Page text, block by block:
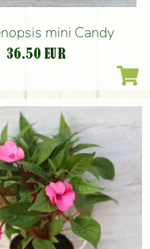
mini Candy
36.50 EUR